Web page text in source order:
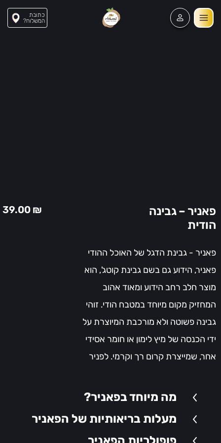
כתובת
?המשלוח
פאניר – גבינה
הודית
פאניר - גבינת הדגל של האוכל ההודי
פאניר, הידוע גם בשם גבינת קוטג', הוא
מוצר חלב רחב הידוע ומאוד אהוב
המחזיק מקום מיוחד במטבח הודי. זוהי
גבינה פשוטה ולא מורכבת המיוצרת על
ידי הכנסה של מיץ לימון או חומר אסידי
אחר, שמייצרת קרום רך וקרמי. לפניר
והמקור שלו כאמור בתת-היבשת הודית.
והדליקטסי ומיכולתו לספוג את טעמי
39.00 ₪
מה מיוחד בפאניר?
מעלות בריאותיות של הפאניר